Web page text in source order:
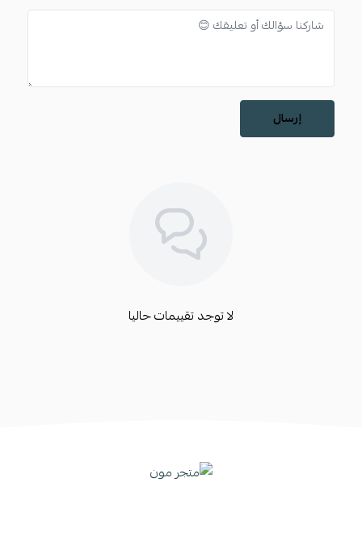
إرسال
لا توجد تقييمات حاليا